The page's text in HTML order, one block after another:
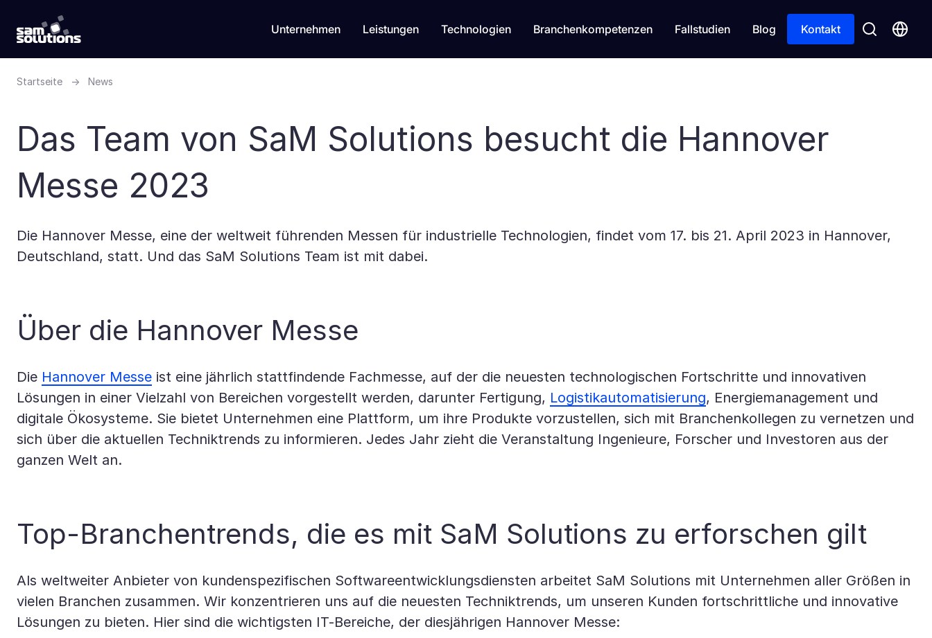
Unternehmen Leistungen Technologien Branchenkompetenzen Fallstudien Blog Kontakt
Startseite → News
Das Team von SaM Solutions besucht die Hannover
Messe 2023
Die Hannover Messe, eine der weltweit führenden Messen für industrielle Technologien, findet vom 17. bis 21. April 2023 in Hannover,
Deutschland, statt. Und das SaM Solutions Team ist mit dabei.
Über die Hannover Messe
Die Hannover Messe ist eine jährlich stattfindende Fachmesse, auf der die neuesten technologischen Fortschritte und innovativen
Lösungen in einer Vielzahl von Bereichen vorgestellt werden, darunter Fertigung, Logistikautomatisierung, Energiemanagement und
digitale Ökosysteme. Sie bietet Unternehmen eine Plattform, um ihre Produkte vorzustellen, sich mit Branchenkollegen zu vernetzen und
sich über die aktuellen Techniktrends zu informieren. Jedes Jahr zieht die Veranstaltung Ingenieure, Forscher und Investoren aus der
ganzen Welt an.
Top-Branchentrends, die es mit SaM Solutions zu erforschen gilt
Als weltweiter Anbieter von kundenspezifischen Softwareentwicklungsdiensten arbeitet SaM Solutions mit Unternehmen aller Größen in
vielen Branchen zusammen. Wir konzentrieren uns auf die neuesten Techniktrends, um unseren Kunden fortschrittliche und innovative
Lösungen zu bieten. Hier sind die wichtigsten IT-Bereiche, der diesjährigen Hannover Messe: